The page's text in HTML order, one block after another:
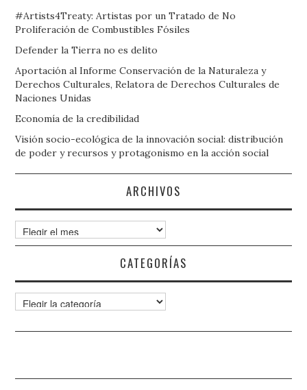
#Artists4Treaty: Artistas por un Tratado de No
Proliferación de Combustibles Fósiles
Defender la Tierra no es delito
Aportación al Informe Conservación de la Naturaleza y
Derechos Culturales, Relatora de Derechos Culturales de
Naciones Unidas
Economía de la credibilidad
Visión socio-ecológica de la innovación social: distribución
de poder y recursos y protagonismo en la acción social
ARCHIVOS
Archivos
CATEGORÍAS
Categorías